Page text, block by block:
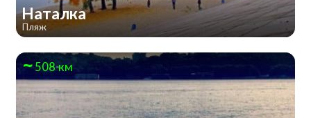
Наталка
Пляж
508 км